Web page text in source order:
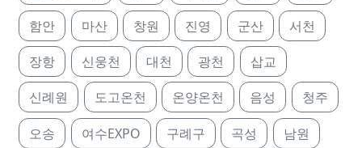
함안 마산 창원 진영 군산 서천
장항 신웅천 대천 광천 삽교
신례원 도고온천 온양온천 음성 청주
오송 여수EXPO 구례구 곡성 남원